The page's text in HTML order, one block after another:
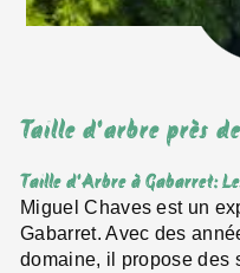
Taille d'arbre près
Taille d'Arbre à Gabarret:
Miguel Chaves est un
Gabarret. Avec des
domaine, il propose des